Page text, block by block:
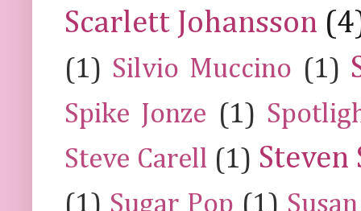
Scarlett Johansson
(1) Silvio Muccino (1)
Spike Jonze (1)
Steve Carell (1) Steven
(1) Sugar Pop (1)